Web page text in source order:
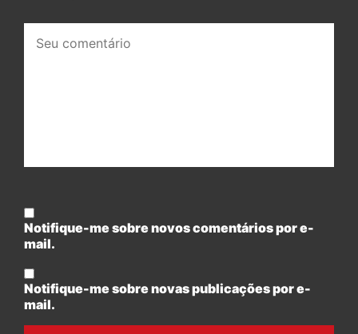
comentário:
Notifique-me sobre novos comentários por e-
mail.
Notifique-me sobre novas publicações por e-
mail.